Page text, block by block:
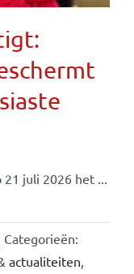
juli 2026 het ...
Categorieën:
actualiteiten